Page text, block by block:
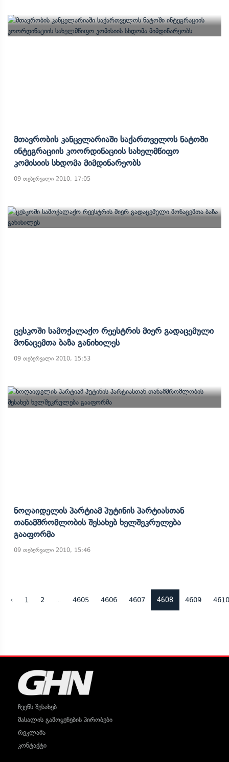
Მთავრობის Კანცელარიაში Საქართველოს Ნატოში
Ინტეგრაციის Კოორდინაციის Სახელმწიფო
Კომისიის Სხდომა Მიმდინარეობს
09 თებერვალი 2010, 17:05
Ცესკოში Სამოქალაქო Რეესტრის Მიერ Გადაცემული
Მონაცემთა Ბაზა Განიხილეს
09 თებერვალი 2010, 15:53
Ნოღაიდელის Პარტიამ Პუტინის Პარტიასთან
Თანამშრომლობის Შესახებ Ხელშეკრულება
Გააფორმა
09 თებერვალი 2010, 15:46
‹ 1 2 4605 4606 4607 4608 4609 4610
ჩვენს შესახებ
მასალის გამოყენების პირობები
რეკლამა
კონტაქტი